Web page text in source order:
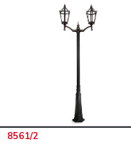
8561/2